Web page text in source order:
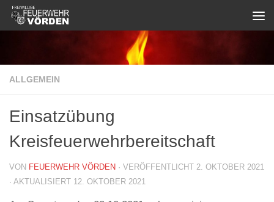
Zum Inhalt springen
ALLGEMEIN
Einsatzübung
Kreisfeuerwehrbereitschaft
VON FEUERWEHR VÖRDEN · VERÖFFENTLICHT 2. OKTOBER 2021
· AKTUALISIERT 12. OKTOBER 2021